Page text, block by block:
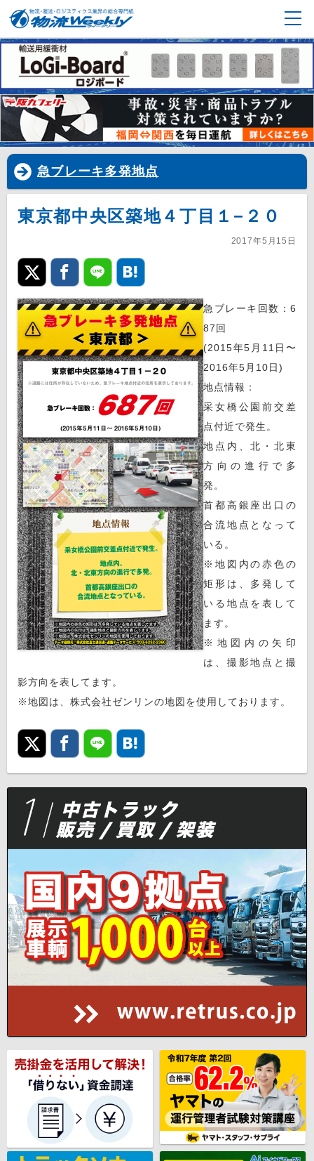
急ブレーキ多発地点
東京都中央区築地４丁目１−２０
2017年5月15日
急ブレーキ回数：6
87回
(2015年5月11日〜
2016年5月10日)
地点情報：
采女橋公園前交差
点付近で発生。
地点内、北・北東
方向の進行で多
発。
首都高銀座出口の
合流地点となって
いる。
※地図内の赤色の
矩形は、多発して
いる地点を表して
ます。
※地図内の矢印
は、撮影地点と撮
影方向を表してます。
※地図は、株式会社ゼンリンの地図を使用しております。